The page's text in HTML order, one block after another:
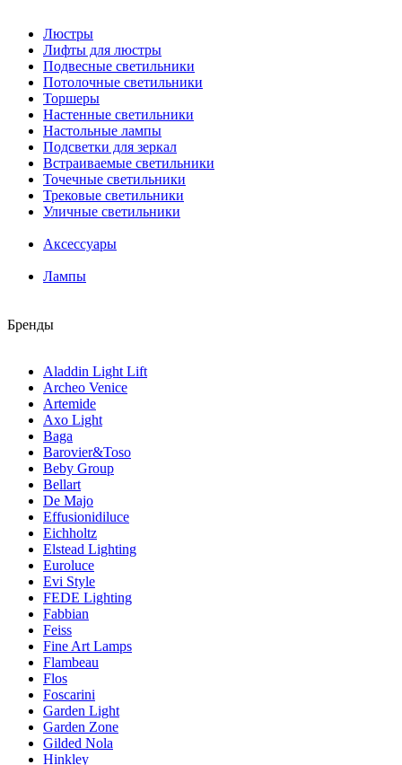
Люстры
Лифты для люстры
Подвесные светильники
Потолочные светильники
Торшеры
Настенные светильники
Настольные лампы
Подсветки для зеркал
Встраиваемые светильники
Точечные светильники
Трековые светильники
Уличные светильники
Аксессуары
Лампы
Бренды
Aladdin Light Lift
Archeo Venice
Artemide
Axo Light
Baga
Barovier&Toso
Beby Group
Bellart
De Majo
Effusionidiluce
Eichholtz
Elstead Lighting
Euroluce
Evi Style
FEDE Lighting
Fabbian
Feiss
Fine Art Lamps
Flambeau
Flos
Foscarini
Garden Light
Garden Zone
Gilded Nola
Hinkley